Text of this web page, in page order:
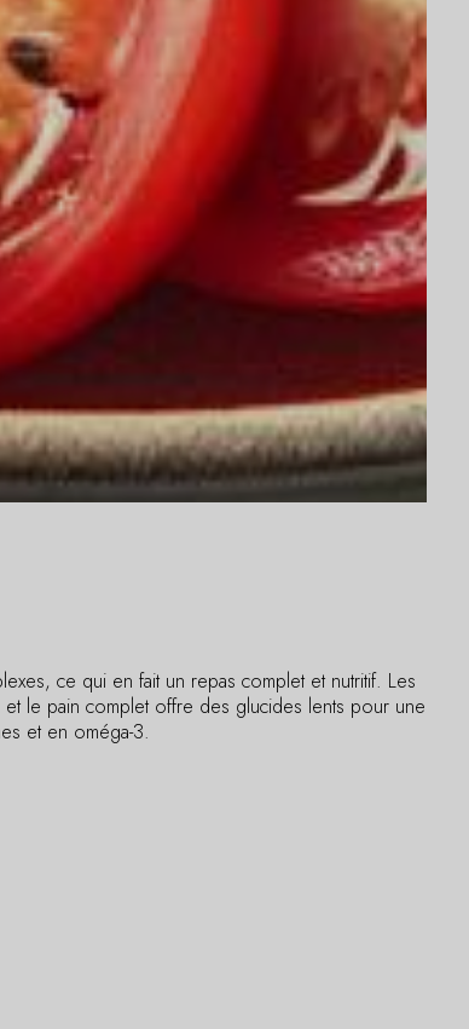
ce qui en fait un repas complet et nutritif. Les
le pain complet offre des glucides lents pour une
et en oméga-3.